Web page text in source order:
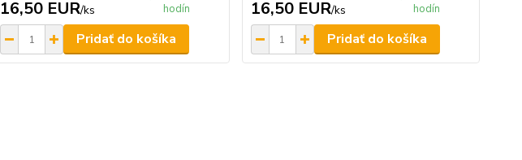
16,50 EUR/ks
hodín
Pridať do košíka
16,50 EUR/ks
hodín
Pridať do košíka